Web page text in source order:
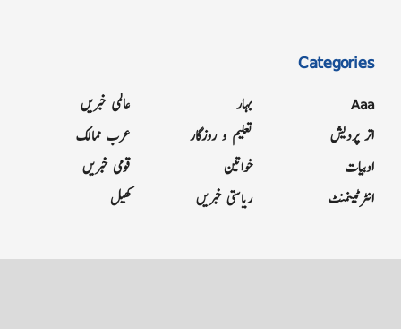
Categories
Aaa
اتر پردیش
ادبیات
انٹرٹینمنٹ
بہار
تعلیم و روزگار
خواتین
ریاستی خبریں
عالمی خبریں
عرب ممالک
قومی خبریں
کھیل